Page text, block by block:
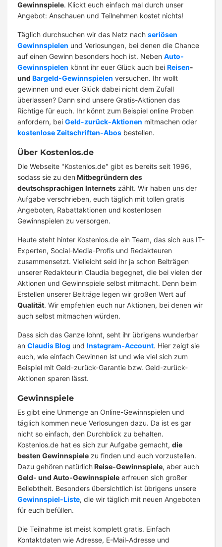
Gewinnspiele. Klickt euch einfach mal durch unser
Angebot: Anschauen und Teilnehmen kostet nichts!
Täglich durchsuchen wir das Netz nach seriösen
Gewinnspielen und Verlosungen, bei denen die Chance
auf einen Gewinn besonders hoch ist. Neben Auto-
Gewinnspielen könnt ihr euer Glück auch bei Reisen-
und Bargeld-Gewinnspielen versuchen. Ihr wollt
gewinnen und euer Glück dabei nicht dem Zufall
überlassen? Dann sind unsere Gratis-Aktionen das
Richtige für euch. Ihr könnt zum Beispiel online Proben
anfordern, bei Geld-zurück-Aktionen mitmachen oder
kostenlose Zeitschriften-Abos bestellen.
Über Kostenlos.de
Die Webseite "Kostenlos.de" gibt es bereits seit 1996,
sodass sie zu den Mitbegründern des
deutschsprachigen Internets zählt. Wir haben uns der
Aufgabe verschrieben, euch täglich mit tollen gratis
Angeboten, Rabattaktionen und kostenlosen
Gewinnspielen zu versorgen.
Heute steht hinter Kostenlos.de ein Team, das sich aus IT-
Experten, Social-Media-Profis und Redakteuren
zusammensetzt. Vielleicht seid ihr ja schon Beiträgen
unserer Redakteurin Claudia begegnet, die bei vielen der
Aktionen und Gewinnspiele selbst mitmacht. Denn beim
Erstellen unserer Beiträge legen wir großen Wert auf
Qualität. Wir empfehlen euch nur Aktionen, bei denen wir
auch selbst mitmachen würden.
Dass sich das Ganze lohnt, seht ihr übrigens wunderbar
an Claudis Blog und Instagram-Account. Hier zeigt sie
euch, wie einfach Gewinnen ist und wie viel sich zum
Beispiel mit Geld-zurück-Garantie bzw. Geld-zurück-
Aktionen sparen lässt.
Gewinnspiele
Es gibt eine Unmenge an Online-Gewinnspielen und
täglich kommen neue Verlosungen dazu. Da ist es gar
nicht so einfach, den Durchblick zu behalten.
Kostenlos.de hat es sich zur Aufgabe gemacht, die
besten Gewinnspiele zu finden und euch vorzustellen.
Dazu gehören natürlichReise-Gewinnspiele, aber auch
Geld- und Auto-Gewinnspiele erfreuen sich großer
Beliebtheit. Besonders übersichtlich ist übrigens unsere
Gewinnspiel-Liste, die wir täglich mit neuen Angeboten
für euch befüllen.
Die Teilnahme ist meist komplett gratis. Einfach
Kontaktdaten wie Adresse, E-Mail-Adresse und